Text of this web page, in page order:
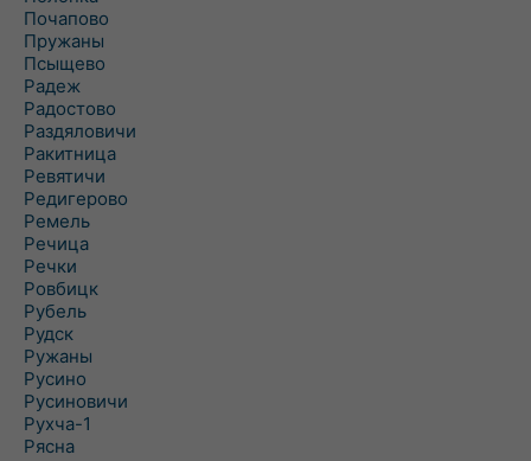
Почапово
Пружаны
Псыщево
Радеж
Радостово
Раздяловичи
Ракитница
Ревятичи
Редигерово
Ремель
Речица
Речки
Ровбицк
Рубель
Рудск
Ружаны
Русино
Русиновичи
Рухча-1
Рясна